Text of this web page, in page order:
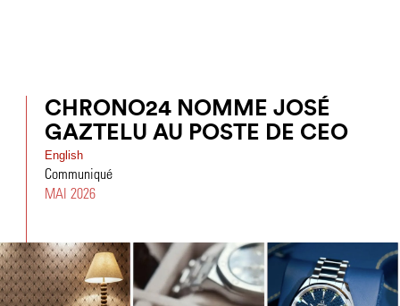
CHRONO24 NOMME JOSÉ
GAZTELU AU POSTE DE CEO
English
Communiqué
MAI 2026